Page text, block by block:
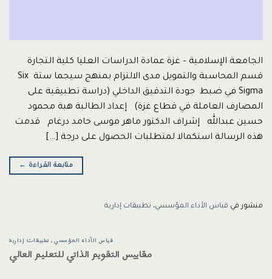
الجامعة الإسلامية – غزة عمادة الدراسات العليا كلية التجارة
قسم المحاسبة والتمويل مدى الالتزام بمنهج سيجما ستة Six
Sigma في ضبط جودة التدقيق الداخلي (دراسة تطبيقية على
المصارف العاملة في قطاع غزة) إعداد الطالبة هبة محمود
حسين عبدالله إشراف الدكتور ماهر موسى حامد درغام قدمت
هذه الرسالة استكمالا لمتطلبات الحصول على درجة […]
متابعة القراءة ←
منشور في قياس الأداء المؤسسي، تطبيقات إدارية
قياس الأداء المؤسسي، تطبيقات إدارية
مقاييس التقويم الذاتي للتعليم العالي